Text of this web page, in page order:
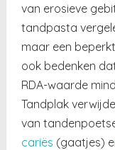
van erosieve
tandpasta
maar een
ook bedenken
RDA-waarde
Tandplak
van
cariës (gaatjes)